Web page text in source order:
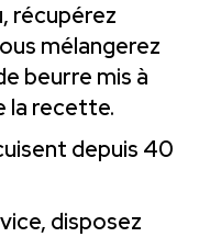
récupérez
mélangerez
beurre mis à
la recette.
depuis 40
disposez